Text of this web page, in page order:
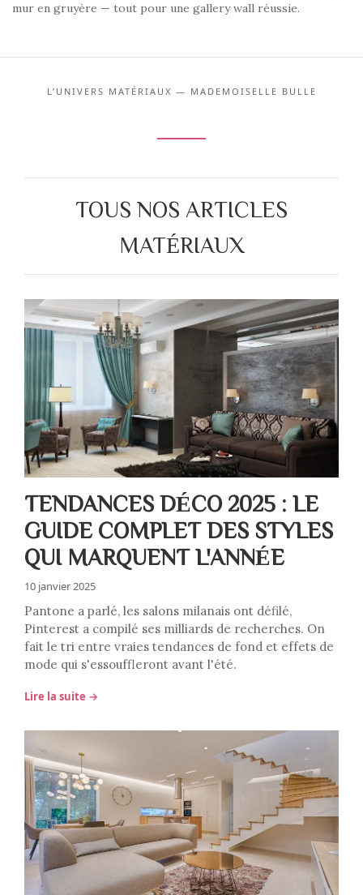
mur en gruyère — tout pour une gallery wall réussie.
L’UNIVERS MATÉRIAUX — MADEMOISELLE BULLE
TOUS NOS ARTICLES
MATÉRIAUX
TENDANCES DÉCO 2025 : LE
GUIDE COMPLET DES STYLES
QUI MARQUENT L'ANNÉE
10 janvier 2025
Pantone a parlé, les salons milanais ont défilé,
Pinterest a compilé ses milliards de recherches. On
fait le tri entre vraies tendances de fond et effets de
mode qui s'essouffleront avant l'été.
Lire la suite →